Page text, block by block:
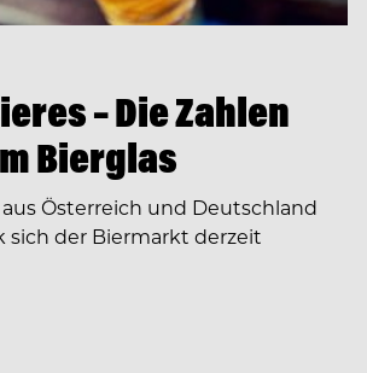
– Die Zahlen
Bierglas
Österreich und Deutschland
sich der Biermarkt derzeit